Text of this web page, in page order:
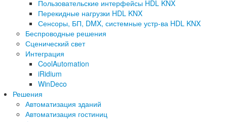
Пользовательские интерфейсы HDL KNX
Перекидные нагрузки HDL KNX
Сенсоры, БП, DMX, системные устр-ва HDL KNX
Беспроводные решения
Сценический свет
Интеграция
CoolAutomation
iRidium
WinDeco
Решения
Автоматизация зданий
Автоматизация гостиниц